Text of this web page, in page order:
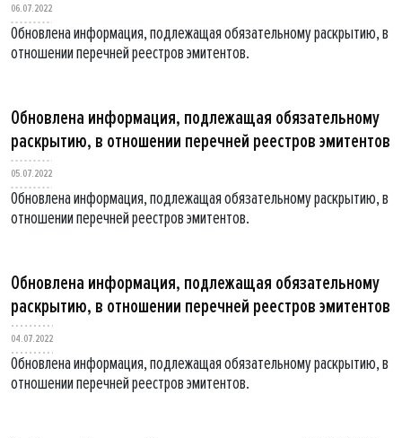
06.07.2022
Обновлена информация, подлежащая обязательному раскрытию, в
отношении перечней реестров эмитентов.
Обновлена информация, подлежащая обязательному
раскрытию, в отношении перечней реестров эмитентов
05.07.2022
Обновлена информация, подлежащая обязательному раскрытию, в
отношении перечней реестров эмитентов.
Обновлена информация, подлежащая обязательному
раскрытию, в отношении перечней реестров эмитентов
04.07.2022
Обновлена информация, подлежащая обязательному раскрытию, в
отношении перечней реестров эмитентов.